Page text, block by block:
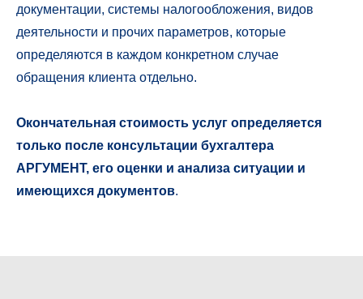
документации, системы налогообложения, видов
деятельности и прочих параметров, которые
определяются в каждом конкретном случае
обращения клиента отдельно.
Окончательная стоимость услуг определяется
только после консультации бухгалтера
АРГУМЕНТ, его оценки и анализа ситуации и
имеющихся документов.